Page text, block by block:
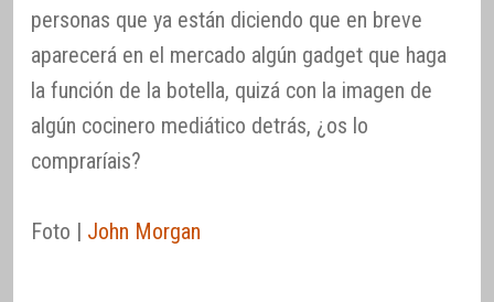
personas que ya están diciendo que en breve
aparecerá en el mercado algún gadget que haga
la función de la botella, quizá con la imagen de
algún cocinero mediático detrás, ¿os lo
compraríais?
Foto | John Morgan